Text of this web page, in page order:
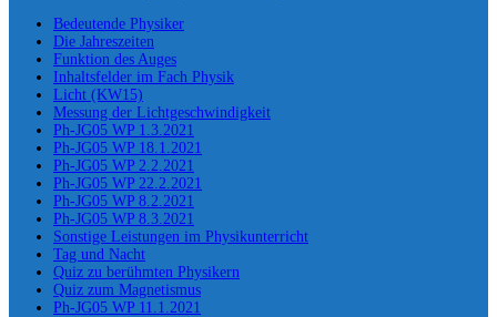
Bedeutende Physiker
Die Jahreszeiten
Funktion des Auges
Inhaltsfelder im Fach Physik
Licht (KW15)
Messung der Lichtgeschwindigkeit
Ph-JG05 WP 1.3.2021
Ph-JG05 WP 18.1.2021
Ph-JG05 WP 2.2.2021
Ph-JG05 WP 22.2.2021
Ph-JG05 WP 8.2.2021
Ph-JG05 WP 8.3.2021
Sonstige Leistungen im Physikunterricht
Tag und Nacht
Quiz zu berühmten Physikern
Quiz zum Magnetismus
Ph-JG05 WP 11.1.2021